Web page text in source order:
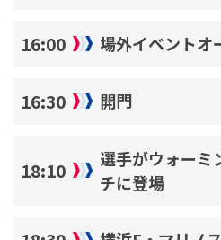
16:00 場外イベントオ
16:30 開門
18:10
選手がウォーミ
チに登場